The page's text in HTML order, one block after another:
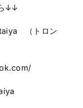
↓↓
（トロン